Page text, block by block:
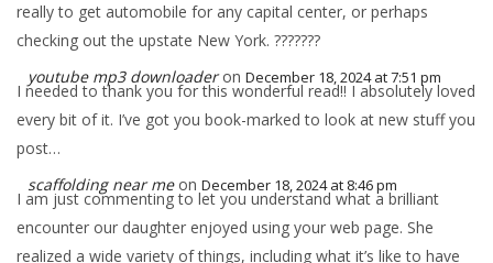
really to get automobile for any capital center, or perhaps
checking out the upstate New York. ???????
youtube mp3 downloader on December 18, 2024 at 7:51 pm
I needed to thank you for this wonderful read!! I absolutely loved
every bit of it. I’ve got you book-marked to look at new stuff you
post…
scaffolding near me on December 18, 2024 at 8:46 pm
I am just commenting to let you understand what a brilliant
encounter our daughter enjoyed using your web page. She
realized a wide variety of things, including what it’s like to have